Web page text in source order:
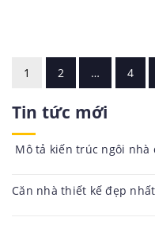
1 2 … 4
Tin tức mới
Mô tả kiến trúc ngôi
Căn nhà thiết kế đẹp